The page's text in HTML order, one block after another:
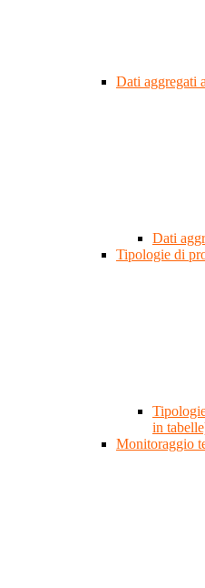
Dati aggregati
Dati
Tipologie di
in
Monitoraggio